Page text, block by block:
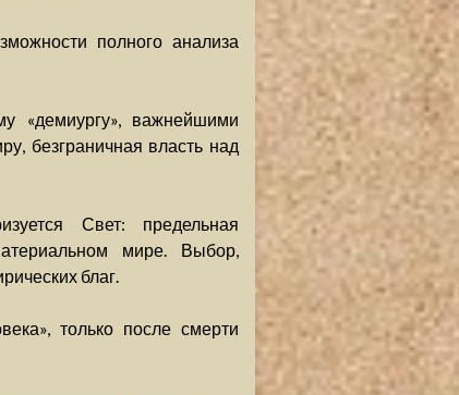
полного анализа
«демиургу», важнейшими
безграничная власть над
Свет: предельная
мире. Выбор,
благ.
только после смерти